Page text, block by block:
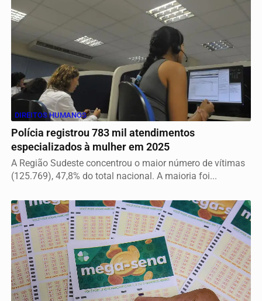
DIREITOS HUMANOS
Polícia registrou 783 mil atendimentos
especializados à mulher em 2025
A Região Sudeste concentrou o maior número de vítimas
(125.769), 47,8% do total nacional. A maioria foi...